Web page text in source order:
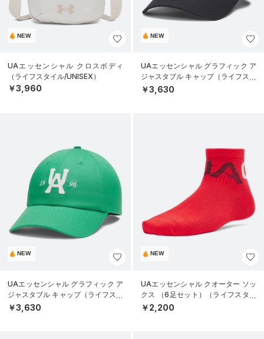
NEW
UAエッセンシャル クロスボディ
（ライフスタイル/UNISEX）
￥3,960
NEW
UAエッセンシャル グラフィック ア
ジャスタブル キャップ（ライフスタ
イル/UNISEX）
￥3,630
NEW
UAエッセンシャル グラフィック ア
ジャスタブル キャップ（ライフスタ
イル/UNISEX）
￥3,630
NEW
UAエッセンシャル クオーター ソッ
クス （6足セット）（ライフスタイ
ル/KIDS）
￥2,200